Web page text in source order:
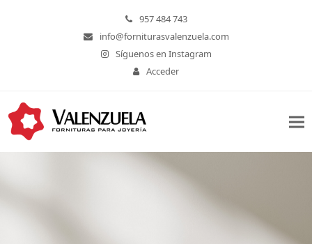
957 484 743
info@forniturasvalenzuela.com
Síguenos en Instagram
Acceder